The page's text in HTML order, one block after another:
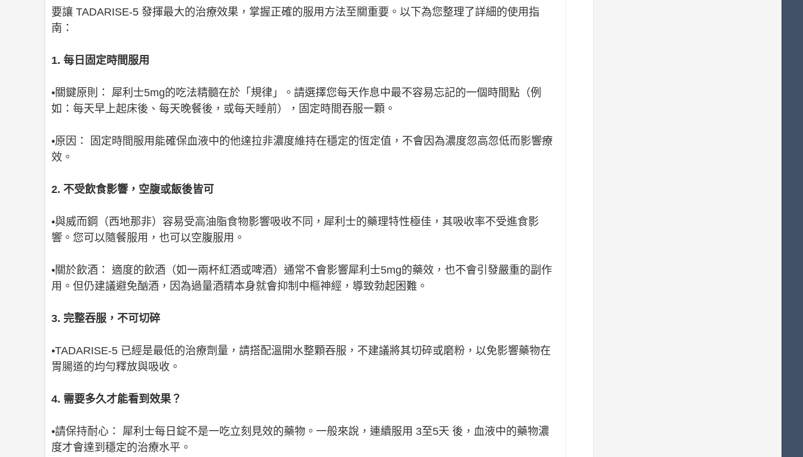
要讓 TADARISE-5 發揮最大的治療效果，掌握正確的服用方法至關重要。以下為您整理了詳細的使用指
南：
1. 每日固定時間服用
•關鍵原則： 犀利士5mg的吃法精髓在於「規律」。請選擇您每天作息中最不容易忘記的一個時間點（例
如：每天早上起床後、每天晚餐後，或每天睡前），固定時間吞服一顆。
•原因： 固定時間服用能確保血液中的他達拉非濃度維持在穩定的恆定值，不會因為濃度忽高忽低而影響療
效。
2. 不受飲食影響，空腹或飯後皆可
•與威而鋼（西地那非）容易受高油脂食物影響吸收不同，犀利士的藥理特性極佳，其吸收率不受進食影
響。您可以隨餐服用，也可以空腹服用。
•關於飲酒： 適度的飲酒（如一兩杯紅酒或啤酒）通常不會影響犀利士5mg的藥效，也不會引發嚴重的副作
用。但仍建議避免酗酒，因為過量酒精本身就會抑制中樞神經，導致勃起困難。
3. 完整吞服，不可切碎
•TADARISE-5 已經是最低的治療劑量，請搭配溫開水整顆吞服，不建議將其切碎或磨粉，以免影響藥物在
胃腸道的均勻釋放與吸收。
4. 需要多久才能看到效果？
•請保持耐心： 犀利士每日錠不是一吃立刻見效的藥物。一般來說，連續服用 3至5天 後，血液中的藥物濃
度才會達到穩定的治療水平。